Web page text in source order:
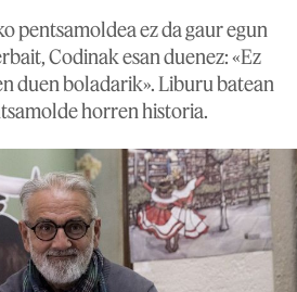
pentsamoldea ez da gaur egun
Codinak esan duenez: «Ez
duen boladarik». Liburu batean
horren historia.